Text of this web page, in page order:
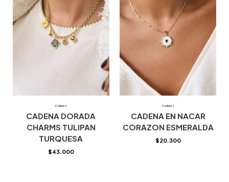
Collares
CADENA DORADA
CHARMS TULIPAN
TURQUESA
$43.000
Collares
CADENA EN NACAR
CORAZON ESMERALDA
$20.300